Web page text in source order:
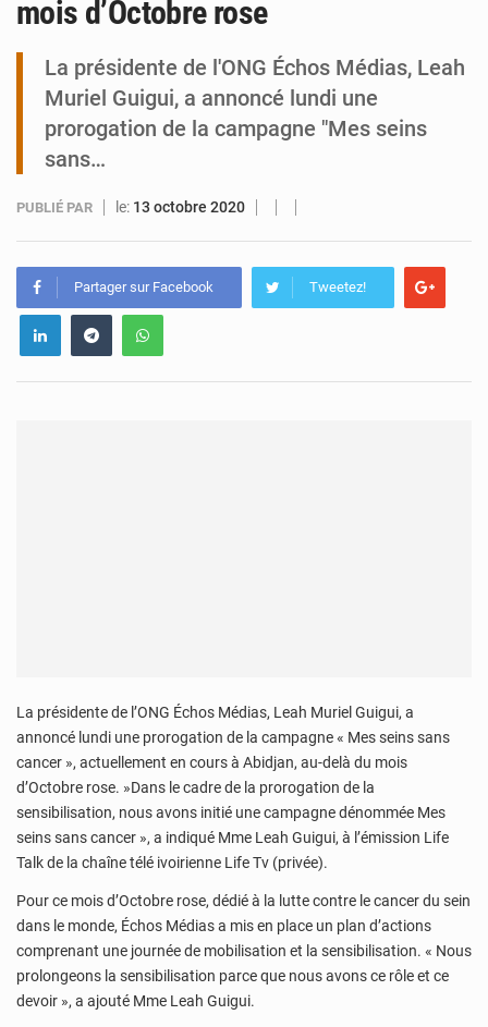
mois d’Octobre rose
La présidente de l'ONG Échos Médias, Leah
Muriel Guigui, a annoncé lundi une
prorogation de la campagne "Mes seins
sans…
PUBLIÉ PAR le: 13 octobre 2020
Partager sur Facebook Tweetez!
La présidente de l’ONG Échos Médias, Leah Muriel Guigui, a
annoncé lundi une prorogation de la campagne « Mes seins sans
cancer », actuellement en cours à Abidjan, au-delà du mois
d’Octobre rose. »Dans le cadre de la prorogation de la
sensibilisation, nous avons initié une campagne dénommée Mes
seins sans cancer », a indiqué Mme Leah Guigui, à l’émission Life
Talk de la chaîne télé ivoirienne Life Tv (privée).
Pour ce mois d’Octobre rose, dédié à la lutte contre le cancer du sein
dans le monde, Échos Médias a mis en place un plan d’actions
comprenant une journée de mobilisation et la sensibilisation. « Nous
prolongeons la sensibilisation parce que nous avons ce rôle et ce
devoir », a ajouté Mme Leah Guigui.